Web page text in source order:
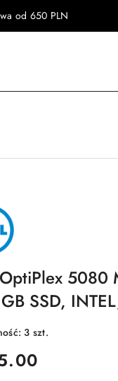
od 650 PLN
5080
SSD,
3 szt.